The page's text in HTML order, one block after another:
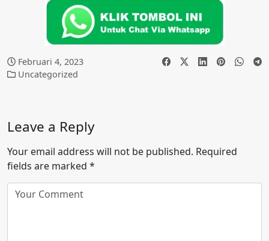
Februari 4, 2023
Uncategorized
Leave a Reply
Your email address will not be published. Required
fields are marked *